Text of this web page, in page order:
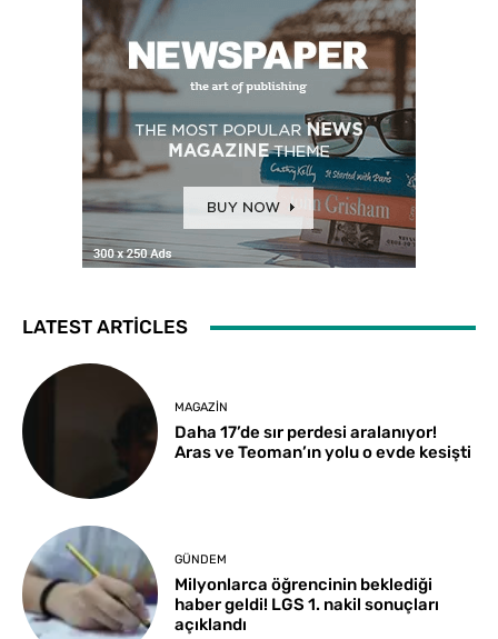
LATEST ARTICLES
MAGAZIN
Daha 17’de sır perdesi aralanıyor!
Aras ve Teoman’ın yolu o evde kesişti
GÜNDEM
Milyonlarca öğrencinin beklediği
haber geldi! LGS 1. nakil sonuçları
açıklandı